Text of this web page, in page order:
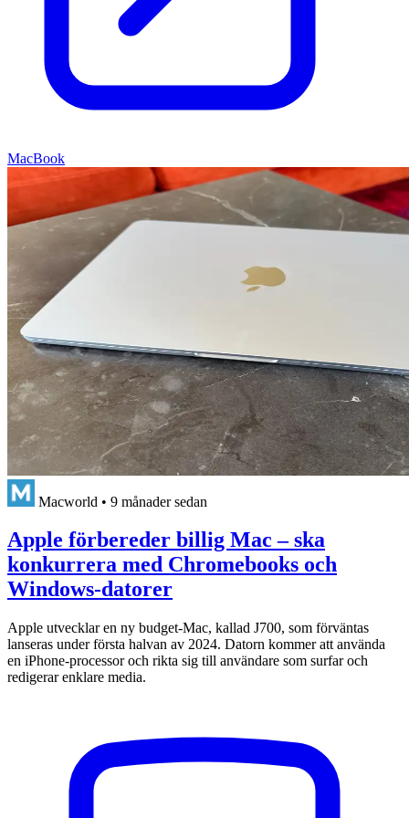
MacBook
Macworld • 9 månader sedan
Apple förbereder billig Mac – ska
konkurrera med Chromebooks och
Windows-datorer
Apple utvecklar en ny budget-Mac, kallad J700, som förväntas
lanseras under första halvan av 2024. Datorn kommer att använda
en iPhone-processor och rikta sig till användare som surfar och
redigerar enklare media.